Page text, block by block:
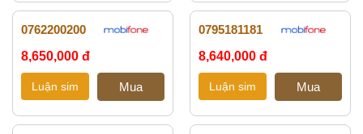
0762200200
8,650,000 đ
0795181181
8,640,000 đ